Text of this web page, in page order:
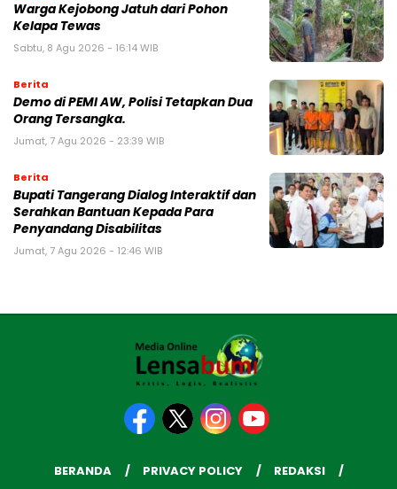
Warga Kejobong Jatuh dari Pohon
Kelapa Tewas
Sabtu, 8 Agu 2026 - 16:14 WIB
Berita
Demo di PEMI AW, Polisi Tetapkan Dua
Orang Tersangka.
Jumat, 7 Agu 2026 - 23:39 WIB
Berita
Bupati Tangerang Dialog Interaktif dan
Serahkan Bantuan Kepada Para
Penyandang Disabilitas
Jumat, 7 Agu 2026 - 12:46 WIB
BERANDA PRIVACY POLICY
REDAKSI